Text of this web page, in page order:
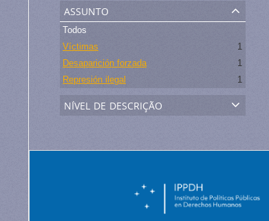
assunto
Todos
Víctimas
1
Desaparición forzada
1
Represión ilegal
1
nível de descrição